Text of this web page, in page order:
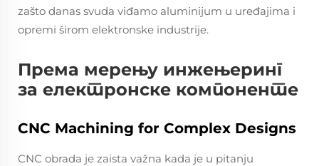
zašto danas svuda viđamo aluminijum u uređajima i
opremi širom elektronske industrije.
Према мерењу инжењеринг
за електронске компоненте
CNC Machining for Complex Designs
CNC obrada je zaista važna kada je u pitanju